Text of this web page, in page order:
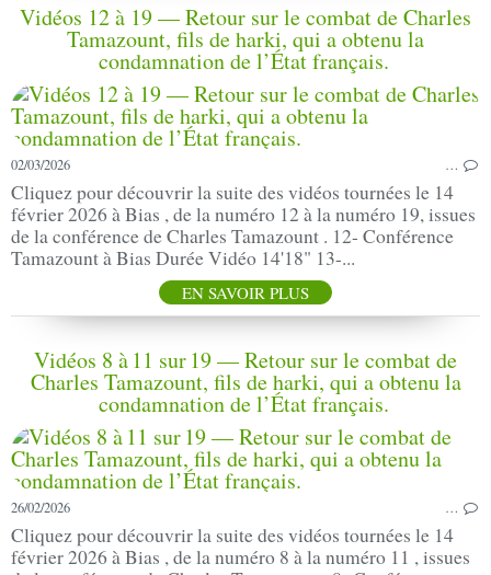
Vidéos 12 à 19 — Retour sur le combat de Charles
Tamazount, fils de harki, qui a obtenu la
condamnation de l’État français.
02/03/2026 …
Cliquez pour découvrir la suite des vidéos tournées le 14
février 2026 à Bias , de la numéro 12 à la numéro 19, issues
de la conférence de Charles Tamazount . 12- Conférence
Tamazount à Bias Durée Vidéo 14'18" 13-...
EN SAVOIR PLUS
Vidéos 8 à 11 sur 19 — Retour sur le combat de
Charles Tamazount, fils de harki, qui a obtenu la
condamnation de l’État français.
26/02/2026 …
Cliquez pour découvrir la suite des vidéos tournées le 14
février 2026 à Bias , de la numéro 8 à la numéro 11 , issues